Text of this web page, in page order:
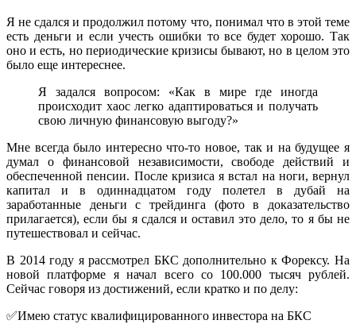
Я не сдался и продолжил потому что, понимал что в этой теме
есть деньги и если учесть ошибки то все будет хорошо. Так
оно и есть, но периодические кризисы бывают, но в целом это
было еще интереснее.
Я задался вопросом: «Как в мире где иногда
происходит хаос легко адаптироваться и получать
свою личную финансовую выгоду?»
Мне всегда было интересно что-то новое, так и на будущее я
думал о финансовой независимости, свободе действий и
обеспеченной пенсии. После кризиса я встал на ноги, вернул
капитал и в одиннадцатом году полетел в дубай на
заработанные деньги с трейдинга (фото в доказательство
прилагается), если бы я сдался и оставил это дело, то я бы не
путешествовал и сейчас.
В 2014 году я рассмотрел БКС дополнительно к Форексу. На
новой платформе я начал всего со 100.000 тысяч рублей.
Сейчас говоря из достижений, если кратко и по делу:
✅Имею статус квалифицированного инвестора на БКС